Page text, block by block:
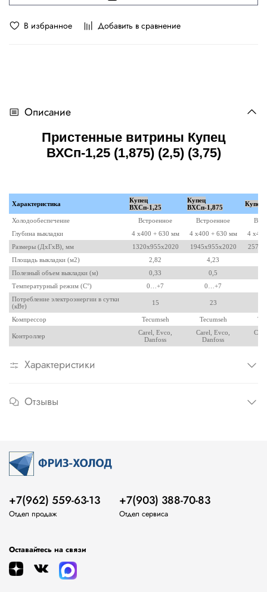
В избранное Добавить в сравнение
Описание
Пристенные витрины Купец
ВХСп-1,25 (1,875) (2,5) (3,75)
Характеристика
Купец
ВХСп-1,25
Купец
ВХСп-1,875
Купец
Холодообеспечение Встроенное Встроенное
Глубина выкладки
4 х400 + 630 мм 4 х400 + 630 мм
4
Размеры (ДхГхВ), мм
1320х955х2020 1945х955х2020
Площадь выкладки (м2)
2,82 4,23
Полезный объем выкладки (м)
0,33 0,5
Температурный режим (C°)
0…+7 0…+7
Потребление электроэнергии в сутки
(кВт)
15 23
Компрессор Tecumseh Tecumseh
Контроллер
Carel, Evco,
Danfoss
Carel, Evco,
Danfoss
Характеристики
Отзывы
+7(962) 559-63-13
Отдел продаж
+7(903) 388-70-83
Отдел сервиса
Оставайтесь на связи